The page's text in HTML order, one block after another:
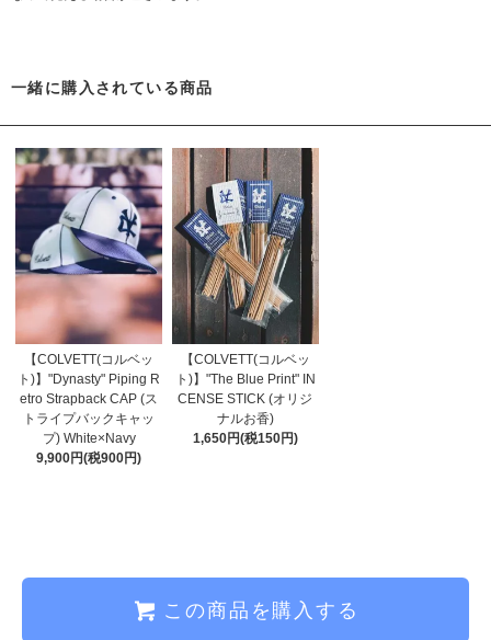
一緒に購入されている商品
【COLVETT(コルベッ
ト)】"Dynasty" Piping R
etro Strapback CAP (ス
トライプバックキャッ
プ) White×Navy
9,900円(税900円)
【COLVETT(コルベッ
ト)】"The Blue Print" IN
CENSE STICK (オリジ
ナルお香)
1,650円(税150円)
この商品を購入する